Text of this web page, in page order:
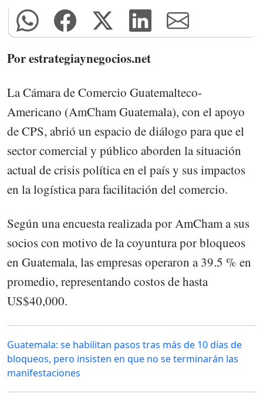
Por estrategiaynegocios.net
La Cámara de Comercio Guatemalteco-
Americano (AmCham Guatemala), con el apoyo
de CPS, abrió un espacio de diálogo para que el
sector comercial y público aborden la situación
actual de crisis política en el país y sus impactos
en la logística para facilitación del comercio.
Según una encuesta realizada por AmCham a sus
socios con motivo de la coyuntura por bloqueos
en Guatemala, las empresas operaron a 39.5 % en
promedio, representando costos de hasta
US$40,000.
Guatemala: se habilitan pasos tras más de 10 días de
bloqueos, pero insisten en que no se terminarán las
manifestaciones